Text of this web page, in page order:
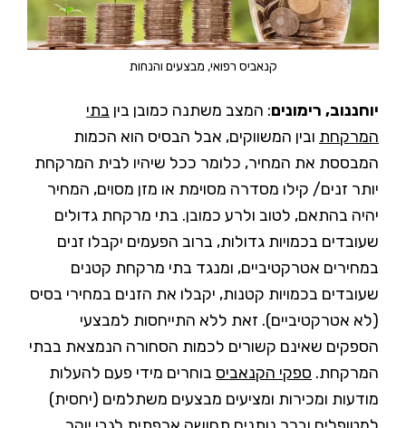
קנאביס רפואי, מבצעים והנחות
יוחננוב, רימונים: המצב משתנה כמובן בין בתי
המרקחת ובין המשווקים, אבל הבסיס הוא הכמות
המבססת את המחיר, כלומר ככל שיהיו לבית המרקחת
יותר זנים/ קילו מסדרה מסוימת או מזן מסוים, המחיר
יהיה בהתאם, לטוב ולרע כמובן. בתי מרקחת גדולים
שעובדים בכמויות גדולות, ברוב הפעמים יקבלו זנים
במחירים אטרקטיביים, ומנגד בתי מרקחת קטנים
שעובדים בכמויות קטנות, יקבלו את הזנים במחירי בסיס
(לא אטרקטיביים). זאת ללא התייחסות למבצעי
הספקים שאינם קשורים לכמות הסחורה הנמצאת בבתי
המרקחת. ספקי הקנאביס בוחרים מידי פעם להעלות
מודעות ומכירות ומציעים מבצעים משתלמים (יחסית)